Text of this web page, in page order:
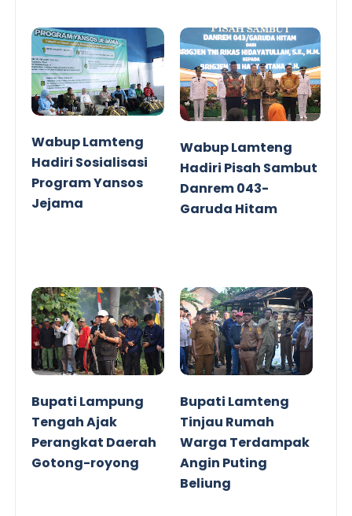
Wabup Lamteng
Hadiri Sosialisasi
Program Yansos
Jejama
Wabup Lamteng
Hadiri Pisah Sambut
Danrem 043-
Garuda Hitam
Bupati Lampung
Tengah Ajak
Perangkat Daerah
Gotong-royong
Bupati Lamteng
Tinjau Rumah
Warga Terdampak
Angin Puting
Beliung